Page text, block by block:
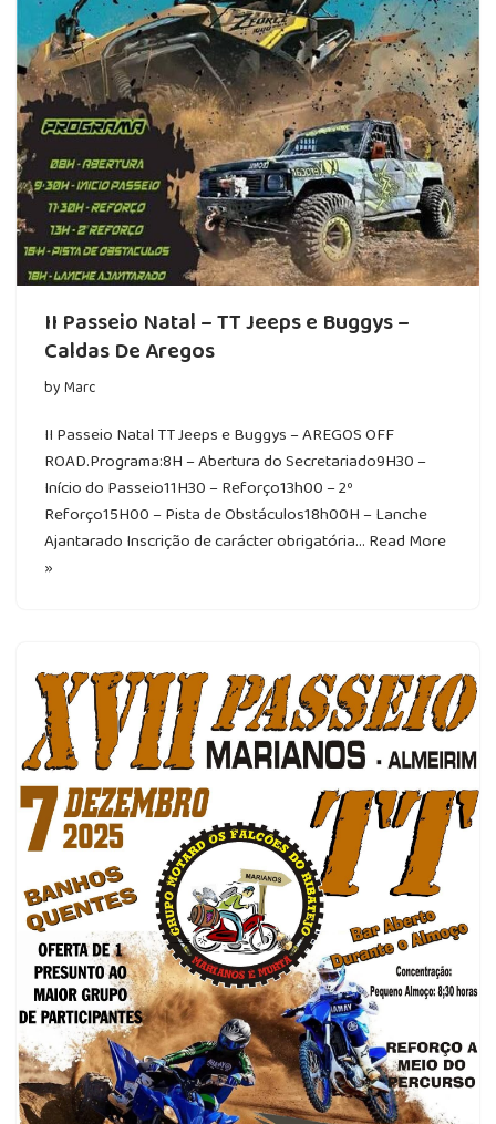
II Passeio Natal – TT Jeeps e Buggys –
Caldas De Aregos
byMarc
II Passeio Natal TT Jeeps e Buggys – AREGOS OFF
ROAD.Programa:8H – Abertura do Secretariado9H30 –
Início do Passeio11H30 – Reforço13h00 – 2º
Reforço15H00 – Pista de Obstáculos18h00H – Lanche
Ajantarado Inscrição de carácter obrigatória… Read More
»